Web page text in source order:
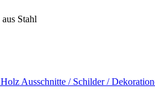
Holz Ausschnitte / Schilder /